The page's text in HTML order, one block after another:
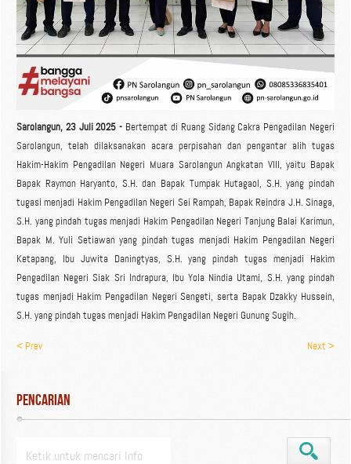
Sarolangun, 23 Juli 2025 - Bertempat di Ruang Sidang Cakra Pengadilan Negeri
Sarolangun, telah dilaksanakan acara perpisahan dan pengantar alih tugas
Hakim-Hakim Pengadilan Negeri Muara Sarolangun Angkatan VIII, yaitu Bapak
Bapak Raymon Haryanto, S.H. dan Bapak Tumpak Hutagaol, S.H. yang pindah
tugasi menjadi Hakim Pengadilan Negeri Sei Rampah, Bapak Reindra J.H. Sinaga,
S.H. yang pindah tugas menjadi Hakim Pengadilan Negeri Tanjung Balai Karimun,
Bapak M. Yuli Setiawan yang pindah tugas menjadi Hakim Pengadilan Negeri
Ketapang, Ibu Juwita Daningtyas, S.H. yang pindah tugas menjadi Hakim
Pengadilan Negeri Siak Sri Indrapura, Ibu Yola Nindia Utami, S.H. yang pindah
tugas menjadi Hakim Pengadilan Negeri Sengeti, serta Bapak Dzakky Hussein,
S.H. yang pindah tugas menjadi Hakim Pengadilan Negeri Gunung Sugih.
< Prev Next >
Pencarian